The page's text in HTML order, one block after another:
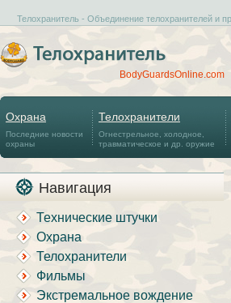
Телохранитель - Объединение телохранителей и
BodyGuardsOnline.com
Охрана
Последние новости
охраны
Телохранители
Огнестрельное, холодное,
травматическое и др. оружие
Навигация
Технические штучки
Охрана
Телохранители
Фильмы
Экстремальное вождение